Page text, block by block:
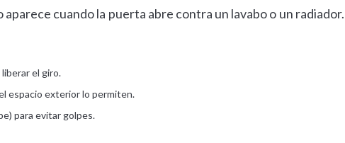
aparece cuando la puerta abre contra un lavabo o un radiador.
el giro.
espacio exterior lo permiten.
para evitar golpes.